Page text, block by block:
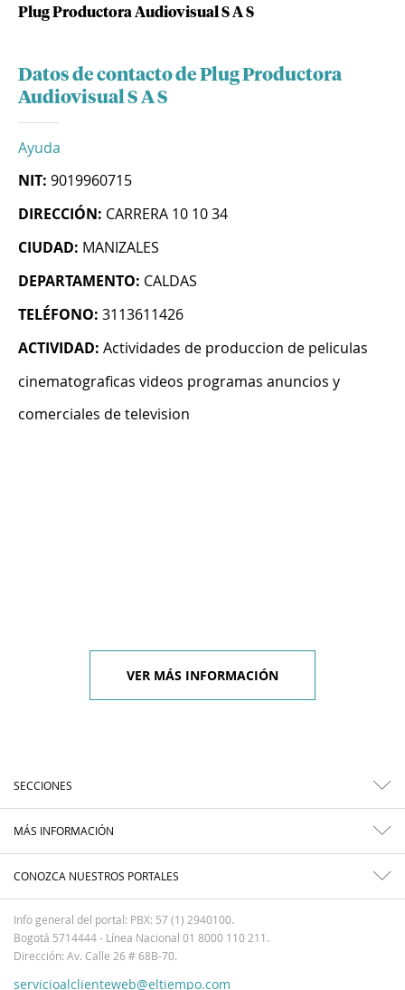
Plug Productora Audiovisual S A S
Datos de contacto de Plug Productora
Audiovisual S A S
Ayuda
NIT: 9019960715
DIRECCIÓN: CARRERA 10 10 34
CIUDAD: MANIZALES
DEPARTAMENTO: CALDAS
TELÉFONO: 3113611426
ACTIVIDAD: Actividades de produccion de peliculas
cinematograficas videos programas anuncios y
comerciales de television
VER MÁS INFORMACIÓN
SECCIONES
MÁS INFORMACIÓN
CONOZCA NUESTROS PORTALES
Info general del portal: PBX: 57 (1) 2940100.
Bogotá 5714444 - Línea Nacional 01 8000 110 211.
Dirección: Av. Calle 26 # 68B-70.
servicioalclienteweb@eltiempo.com